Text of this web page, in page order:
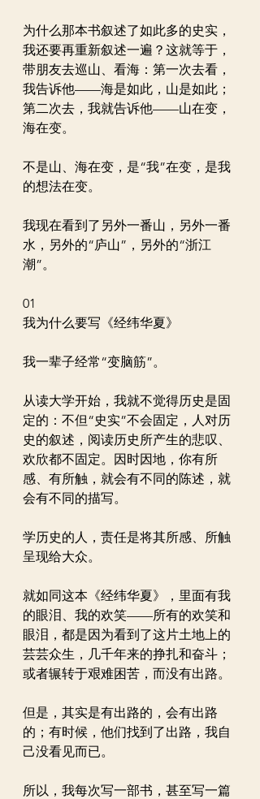
为什么那本书叙述了如此多的史实，
我还要再重新叙述一遍？这就等于，
带朋友去巡山、看海：第一次去看，
我告诉他——海是如此，山是如此；
第二次去，我就告诉他——山在变，
海在变。
不是山、海在变，是“我”在变，是我
的想法在变。
我现在看到了另外一番山，另外一番
水，另外的“庐山”，另外的“浙江
潮”。
01
我为什么要写《经纬华夏》
我一辈子经常“变脑筋”。
从读大学开始，我就不觉得历史是固
定的：不但“史实”不会固定，人对历
史的叙述，阅读历史所产生的悲叹、
欢欣都不固定。因时因地，你有所
感、有所触，就会有不同的陈述，就
会有不同的描写。
学历史的人，责任是将其所感、所触
呈现给大众。
就如同这本《经纬华夏》，里面有我
的眼泪、我的欢笑——所有的欢笑和
眼泪，都是因为看到了这片土地上的
芸芸众生，几千年来的挣扎和奋斗；
或者辗转于艰难困苦，而没有出路。
但是，其实是有出路的，会有出路
的；有时候，他们找到了出路，我自
己没看见而已。
所以，我每次写一部书，甚至写一篇